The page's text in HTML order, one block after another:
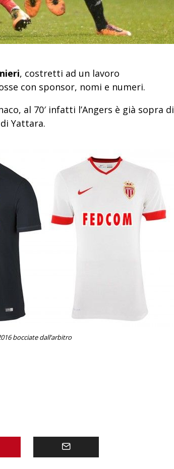
, costretti ad un lavoro
con sponsor, nomi e numeri.
al 70′ infatti l’Angers è già sopra di
Yattara.
bocciate dall’arbitro